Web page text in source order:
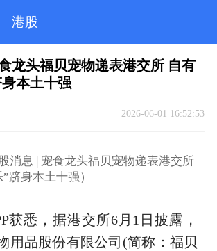
港股
龙头福贝宠物递表港交所 自有
本土十强
2026-06-01 16:52:53
消息 | 宠食龙头福贝宠物递表港交所
跻身本土十强）
获悉，据港交所6月1日披露，
用品股份有限公司(简称：福贝